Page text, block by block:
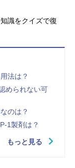
識をクイズで復
法は？
められない可
のは？
1製剤は？
もっと見る